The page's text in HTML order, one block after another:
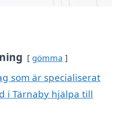
gömma
som är specialiserat
i Tärnaby hjälpa till